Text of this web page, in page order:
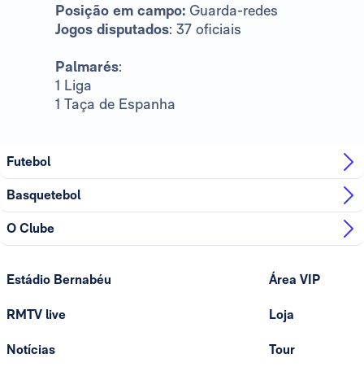
Posição em campo: Guarda-redes
Jogos disputados: 37 oficiais
Palmarés:
1 Liga
1 Taça de Espanha
Futebol
Basquetebol
O Clube
Estádio Bernabéu
RMTV live
Notícias
Área VIP
Loja
Tour